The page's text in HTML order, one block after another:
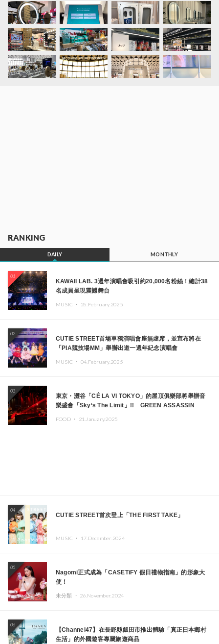
RANKING
DAILY MONTHLY
01
KAWAII LAB. 3週年演唱會吸引約20,000名粉絲！總計38
名成員呈現震撼舞台
MUSIC ・ 26.February.2025
02
CUTIE STREET首場單獨演唱會座無虛席，並宣布將在
「PIA競技場MM」舉辦出道一週年紀念演唱會
MUSIC ・ 04.February.2025
03
東京・澀谷「CÉ LA VI TOKYO」的屋頂俱樂部將舉辦音
樂盛會「Sky‘s The Limit」!! GREEN ASSASSIN
本頂尖DJ及創作者齊聚一堂
FOOD ・ 21.January.2025
04
CUTIE STREET首次登上「THE FIRST TAKE」
MUSIC ・ 17.December.2024
05
Nagomi正式成為「CASETiFY 假日禮物指南」的形象大
使！
未分類 ・ 26.November.2024
06
【Channel47】在長野縣飯田市推出體驗「真正日本鄉村
生活」的外國遊客專屬旅遊商品